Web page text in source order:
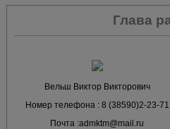
Глава
Вельш Виктор Викторович
Номер телефона : 8 (38590)2-23-71
Почта :admktm@mail.ru